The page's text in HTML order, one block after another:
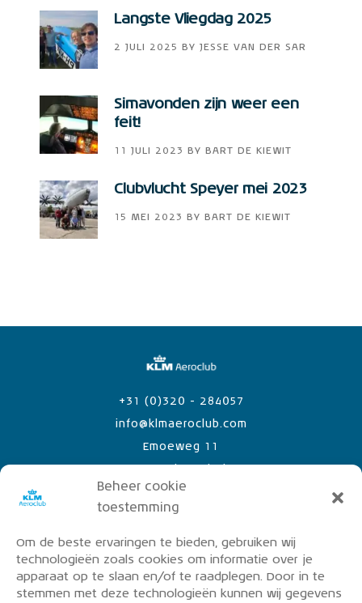
Beheer cookie
toestemming
Om de beste ervaringen te bieden, gebruiken wij
technologieën zoals cookies om informatie over je
apparaat op te slaan en/of te raadplegen. Door in te
stemmen met deze technologieën kunnen wij gegevens
Langste Vliegdag 2025
2 JULI 2025 BY JESSE VAN DER SAR
Simavonden zijn weer een
feit!
11 JULI 2023 BY BART DE KIEWIT
Clubvlucht Speyer mei 2023
15 MEI 2023 BY BART DE KIEWIT
Emoeweg 11
info@klmaeroclub.com
+31 (0)320 - 284057
PRIVACY POLICY
OVER DE KLM AEROCLUB
VLIEGLESSEN